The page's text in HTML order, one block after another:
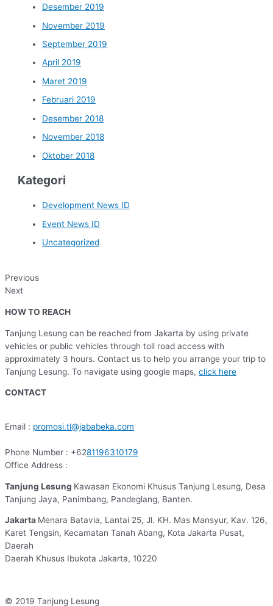
Desember 2019
November 2019
September 2019
April 2019
Maret 2019
Februari 2019
Desember 2018
November 2018
Oktober 2018
Kategori
Development News ID
Event News ID
Uncategorized
Previous
Next
HOW TO REACH
Tanjung Lesung can be reached from Jakarta by using private
vehicles or public vehicles through toll road access with
approximately 3 hours. Contact us to help you arrange your trip to
Tanjung Lesung. To navigate using google maps, click here
CONTACT
Email : promosi.tl@jababeka.com
Phone Number : +6281196310179
Office Address :
Tanjung Lesung Kawasan Ekonomi Khusus Tanjung Lesung, Desa
Tanjung Jaya, Panimbang, Pandeglang, Banten.
Jakarta Menara Batavia, Lantai 25, Jl. KH. Mas Mansyur, Kav. 126,
Karet Tengsin, Kecamatan Tanah Abang, Kota Jakarta Pusat,
Daerah
Daerah Khusus Ibukota Jakarta, 10220
© 2019 Tanjung Lesung